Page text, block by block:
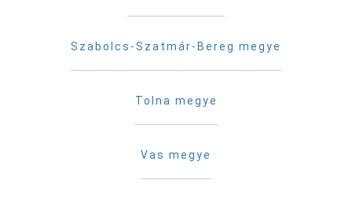
Szabolcs-Szatmár-Bereg megye
Tolna megye
Vas megye